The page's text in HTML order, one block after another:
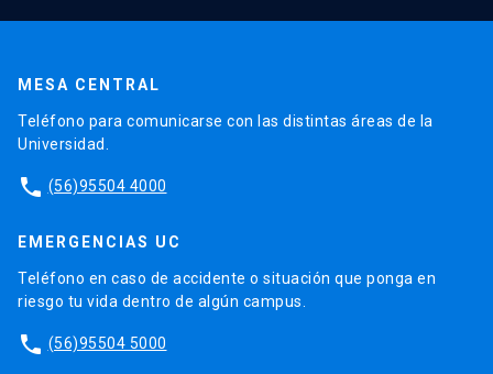
MESA CENTRAL
Teléfono para comunicarse con las distintas áreas de la
Universidad.
phone (56)95504 4000
EMERGENCIAS UC
Teléfono en caso de accidente o situación que ponga en
riesgo tu vida dentro de algún campus.
phone (56)95504 5000